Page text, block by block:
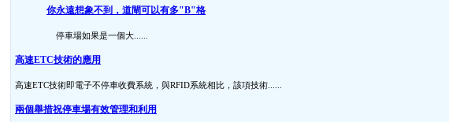
你永遠想象不到，道閘可以有多"B"格
停車場如果是一個大......
高速ETC技術的應用
高速ETC技術即電子不停車收費系統，與RFID系統相比，該項技術......
兩個舉措祝停車場有效管理和利用